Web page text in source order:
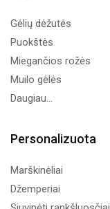
Gėlių dėžutės
Puokštės
Miegančios rožės
Muilo gėlės
Daugiau...
Personalizuota
Marškinėliai
Džemperiai